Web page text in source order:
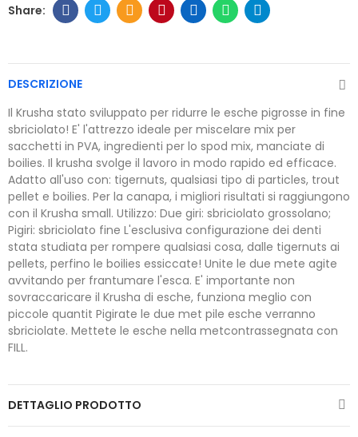
DESCRIZIONE
Il Krusha stato sviluppato per ridurre le esche pigrosse in fine
sbriciolato! E' l'attrezzo ideale per miscelare mix per
sacchetti in PVA, ingredienti per lo spod mix, manciate di
boilies. Il krusha svolge il lavoro in modo rapido ed efficace.
Adatto all'uso con: tigernuts, qualsiasi tipo di particles, trout
pellet e boilies. Per la canapa, i migliori risultati si raggiungono
con il Krusha small. Utilizzo: Due giri: sbriciolato grossolano;
Pigiri: sbriciolato fine L'esclusiva configurazione dei denti
stata studiata per rompere qualsiasi cosa, dalle tigernuts ai
pellets, perfino le boilies essiccate! Unite le due mete agite
avvitando per frantumare l'esca. E' importante non
sovraccaricare il Krusha di esche, funziona meglio con
piccole quantit Pigirate le due met pile esche verranno
sbriciolate. Mettete le esche nella metcontrassegnata con
FILL.
DETTAGLIO PRODOTTO